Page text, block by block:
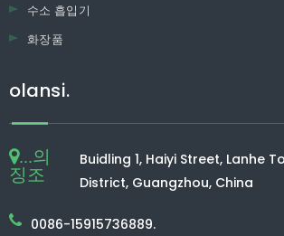
수소 흡입기
화장품
olansi.
...의
징조
Buidling 1, Haiyi Street, Lanhe
District, Guangzhou, China
0086-15915736889.